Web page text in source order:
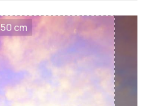
50 cm